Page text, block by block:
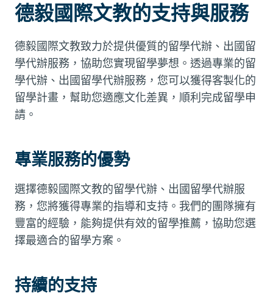
德毅國際文教的支持與服務
德毅國際文教致力於提供優質的留學代辦、出國留
學代辦服務，協助您實現留學夢想。透過專業的留
學代辦、出國留學代辦服務，您可以獲得客製化的
留學計畫，幫助您適應文化差異，順利完成留學申
請。
專業服務的優勢
選擇德毅國際文教的留學代辦、出國留學代辦服
務，您將獲得專業的指導和支持。我們的團隊擁有
豐富的經驗，能夠提供有效的留學推薦，協助您選
擇最適合的留學方案。
持續的支持